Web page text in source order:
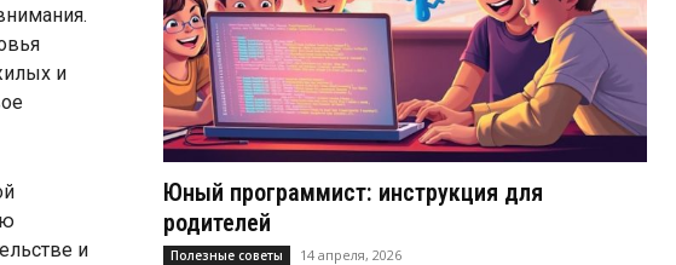
и
и
Юный программист: инструкция для
родителей
Полезные советы 14 апреля, 2026